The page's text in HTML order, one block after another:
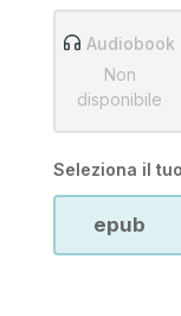
Audiobook
Non
disponibile
Seleziona il
epub